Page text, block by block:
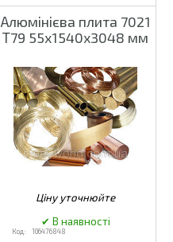
Алюмінієва плита 7021
Т79 55х1540х3048 мм
106476848